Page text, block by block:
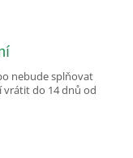
nebude splňovat
vrátit do 14 dnů od